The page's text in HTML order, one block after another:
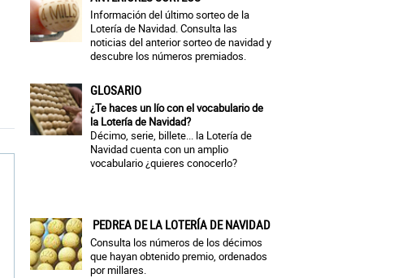
Información del último sorteo de la
Lotería de Navidad. Consulta las
noticias del anterior sorteo de navidad y
descubre los números premiados.
GLOSARIO
¿Te haces un lío con el vocabulario de
la Lotería de Navidad?
Décimo, serie, billete... la Lotería de
Navidad cuenta con un amplio
vocabulario ¿quieres conocerlo?
PEDREA DE LA LOTERÍA DE NAVIDAD
Consulta los números de los décimos
que hayan obtenido premio, ordenados
por millares.